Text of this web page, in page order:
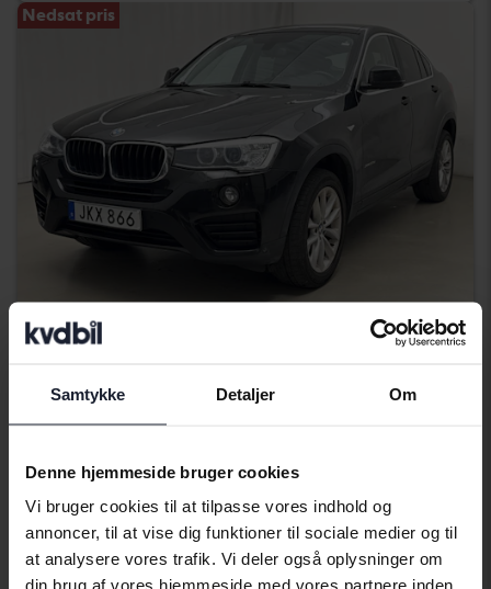
Samtykke Detaljer Om
Denne hjemmeside bruger cookies
Vi bruger cookies til at tilpasse vores indhold og
annoncer, til at vise dig funktioner til sociale medier og til
at analysere vores trafik. Vi deler også oplysninger om
din brug af vores hjemmeside med vores partnere inden
Nedsat pris
Testet
xDrive 20d, F26
Åkersberga (Runö)
Køb direkte 187 800 SEK
198 900 SEK
Med finansiering
1 601 SEK/måned